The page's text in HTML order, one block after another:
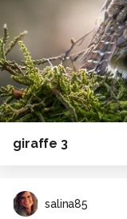
giraffe 3
salina85